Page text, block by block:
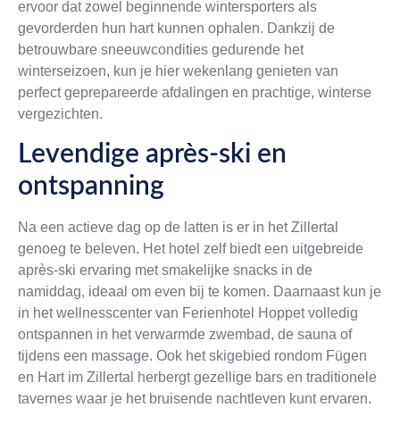
ervoor dat zowel beginnende wintersporters als
gevorderden hun hart kunnen ophalen. Dankzij de
betrouwbare sneeuwcondities gedurende het
winterseizoen, kun je hier wekenlang genieten van
perfect geprepareerde afdalingen en prachtige, winterse
vergezichten.
Levendige après-ski en
ontspanning
Na een actieve dag op de latten is er in het Zillertal
genoeg te beleven. Het hotel zelf biedt een uitgebreide
après-ski ervaring met smakelijke snacks in de
namiddag, ideaal om even bij te komen. Daarnaast kun je
in het wellnesscenter van Ferienhotel Hoppet volledig
ontspannen in het verwarmde zwembad, de sauna of
tijdens een massage. Ook het skigebied rondom Fügen
en Hart im Zillertal herbergt gezellige bars en traditionele
tavernes waar je het bruisende nachtleven kunt ervaren.